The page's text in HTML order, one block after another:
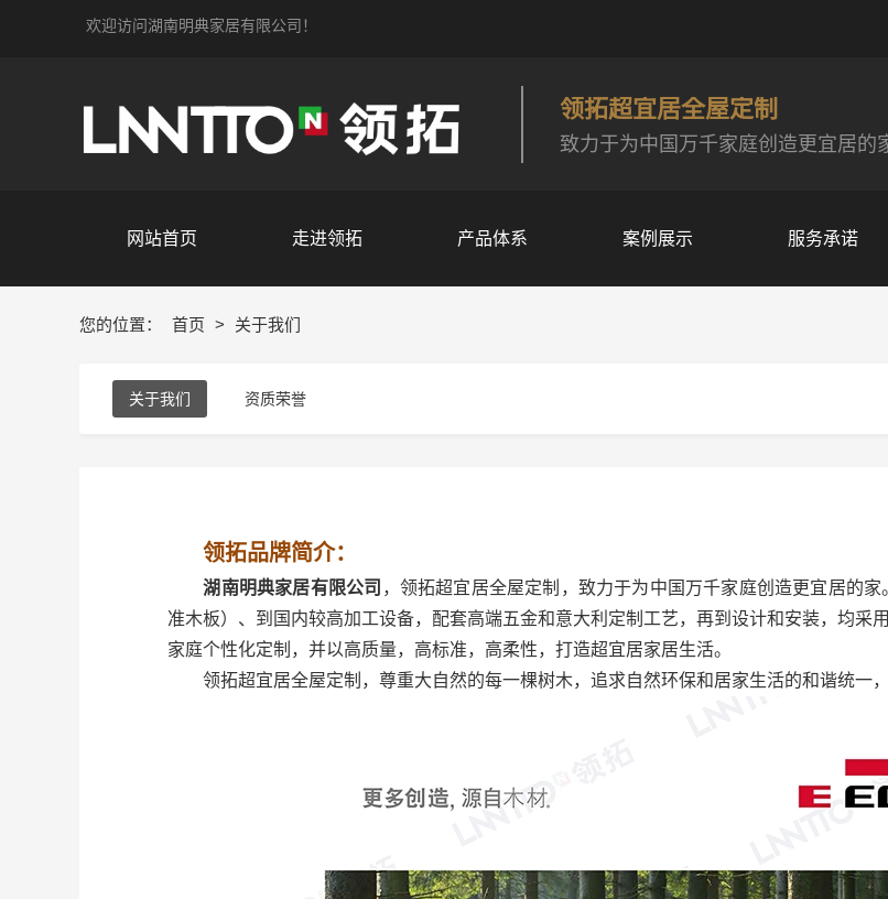
网站首页 走进领拓 产品体系 案例展示 服务承诺
欢迎访问湖南明典家居有限公司！
领拓超宜居全屋定制
致力于为中国万千家庭创造更宜居的
您的位置： 首页 > 关于我们
关于我们 资质荣誉
领拓品牌简介：
湖南明典家居有限公司 ，领拓超宜居全屋定制，致力于为中国万千家庭创造更宜居的
准木板）、到国内较高加工设备，配套高端五金和意大利定制工艺，再到设计和安装，均采
家庭个性化定制，并以高质量，高标准，高柔性，打造超宜居家居生活。
领拓超宜居全屋定制，尊重大自然的每一棵树木，追求自然环保和居家生活的和谐统一，